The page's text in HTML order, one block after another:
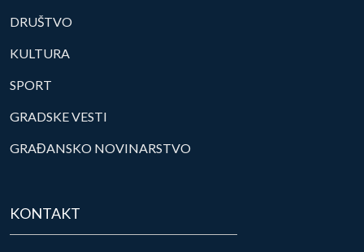
DRUŠTVO
KULTURA
SPORT
GRADSKE VESTI
GRAĐANSKO NOVINARSTVO
KONTAKT